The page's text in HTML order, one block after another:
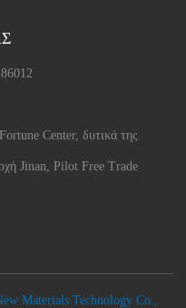
Center, δυτικά της
Jinan, Pilot Free Trade
Materials Technology Co.,